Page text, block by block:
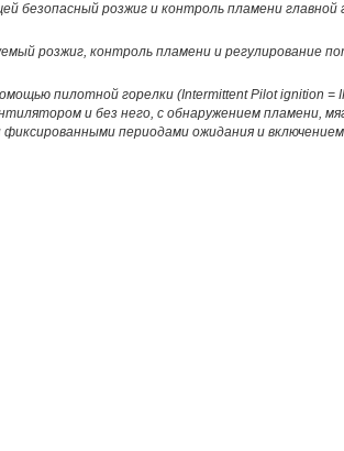
безопасный розжиг и контроль пламени главной
розжиг, контроль пламени и регулирование
пилотной горелки (Intermittent Pilot ignition =
и без него, с обнаружением пламени,
периодами ожидания и